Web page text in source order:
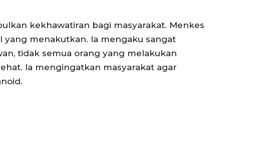
kekhawatiran bagi masyarakat. Menkes
yang menakutkan. Ia mengaku sangat
tidak semua orang yang melakukan
Ia mengingatkan masyarakat agar